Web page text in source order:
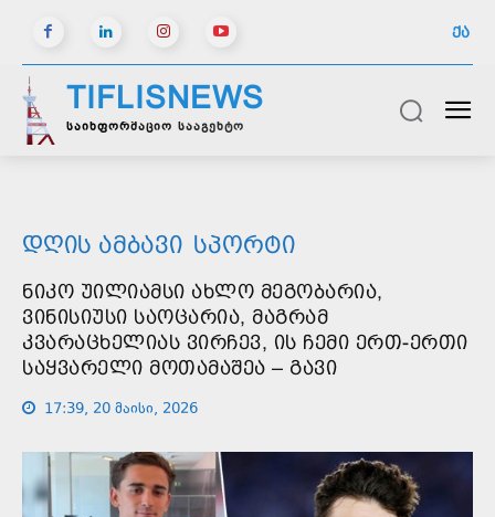
ᲥᲐ
TIFLISNEWS
საინფორმაციო სააგენტო
ᲓᲦᲘᲡ ᲐᲛᲑᲐᲕᲘ ᲡᲞᲝᲠᲢᲘ
ᲜᲘᲙᲝ ᲣᲘᲚᲘᲐᲛᲡᲘ ᲐᲮᲚᲝ ᲛᲔᲒᲝᲑᲐᲠᲘᲐ,
ᲕᲘᲜᲘᲡᲘᲣᲡᲘ ᲡᲐᲝᲪᲐᲠᲘᲐ, ᲛᲐᲒᲠᲐᲛ
ᲙᲕᲐᲠᲐᲪᲮᲔᲚᲘᲐᲡ ᲕᲘᲠᲩᲔᲕ, ᲘᲡ ᲩᲔᲛᲘ ᲔᲠᲗ-ᲔᲠᲗᲘ
ᲡᲐᲧᲕᲐᲠᲔᲚᲘ ᲛᲝᲗᲐᲛᲐᲨᲔᲐ – ᲒᲐᲕᲘ
17:39, 20 მაისი, 2026